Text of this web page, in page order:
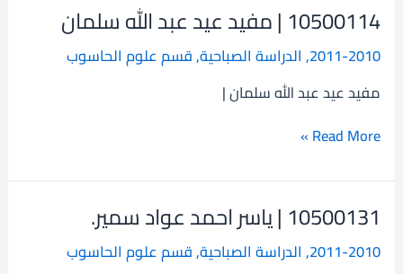
10500114 | مفيد عيد عبد الله سلمان
2011-2010
, الدراسة الصباحية,قسم علوم الحاسوب
مفيد عيد عبد الله سلمان |
10500114
مفيد
عيد
عبد
الله
سلمان
Read More »
10500131 | ياسر احمد عواد سمير.
2011-2010
, الدراسة الصباحية,قسم علوم الحاسوب
10500131
ياسر